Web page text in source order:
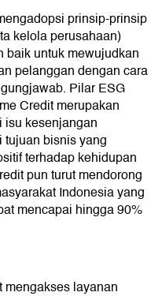
prinsip-prinsip
kelola perusahaan)
baik untuk mewujudkan
pelanggan dengan cara
Pilar ESG
Credit merupakan
isu kesenjangan
bisnis yang
terhadap kehidupan
pun turut mendorong
Indonesia yang
mencapai hingga 90%
mengakses layanan